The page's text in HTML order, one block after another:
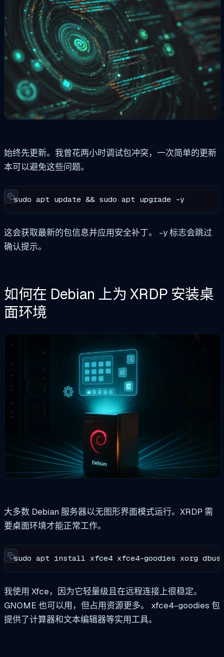
始终先更新。我曾花两小时调试包冲突，一次简单的更新
本可以避免这些问题。
sudo apt update && sudo apt upgrade -y
这会获取最新的包信息并应用安全补丁。 -y标志会跳过
确认提示。
如何在 Debian 上为 XRDP 安装桌
面环境
大多数 Debian 服务器以无图形界面模式运行。XRDP 需
要桌面环境才能正常工作。
sudo apt install xfce4 xfce4-goodies xorg
我使用 Xfce，因为它轻量级且在远程连接上很稳定。
GNOME 也可以用，但占用资源更多。 xfce4-goodies 包
提供了计算器和文本编辑器等实用工具。